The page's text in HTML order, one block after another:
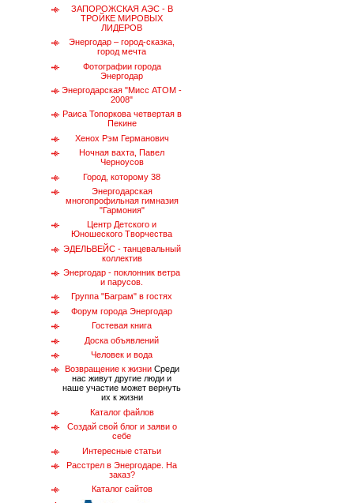
ЗАПОРОЖСКАЯ АЭС - В
ТРОЙКЕ МИРОВЫХ
ЛИДЕРОВ
Энергодар – город-сказка,
город мечта
Фотографии города
Энергодар
Энергодарская "Мисс АТОМ -
2008"
Раиса Топоркова четвертая в
Пекине
Хенох Рэм Германович
Ночная вахта, Павел
Черноусов
Город, которому 38
Энергодарская
многопрофильная гимназия
"Гармония"
Центр Детского и
Юношеского Творчества
ЭДЕЛЬВЕЙС - танцевальный
коллектив
Энергодар - поклонник ветра
и парусов.
Группа "Баграм" в гостях
Форум города Энергодар
Гостевая книга
Доска объявлений
Человек и вода
Возвращение к жизни Среди
нас живут другие люди и
наше участие может вернуть
их к жизни
Каталог файлов
Создай свой блог и заяви о
себе
Интересные статьи
Расстрел в Энергодаре. На
заказ?
Каталог сайтов